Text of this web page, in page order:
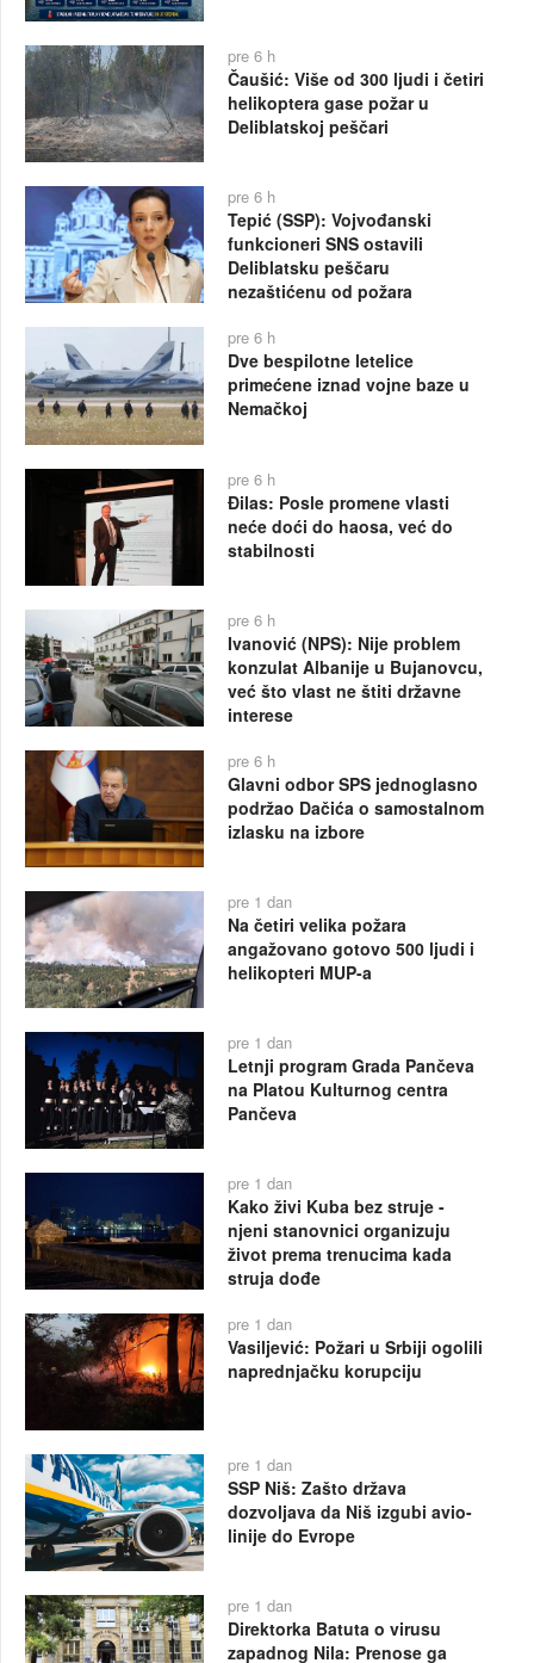
pre 6 h
Čaušić: Više od 300 ljudi i četiri
helikoptera gase požar u
Deliblatskoj peščari
pre 6 h
Tepić (SSP): Vojvođanski
funkcioneri SNS ostavili
Deliblatsku peščaru
nezaštićenu od požara
pre 6 h
Dve bespilotne letelice
primećene iznad vojne baze u
Nemačkoj
pre 6 h
Đilas: Posle promene vlasti
neće doći do haosa, već do
stabilnosti
pre 6 h
Ivanović (NPS): Nije problem
konzulat Albanije u Bujanovcu,
već što vlast ne štiti državne
interese
pre 6 h
Glavni odbor SPS jednoglasno
podržao Dačića o samostalnom
izlasku na izbore
pre 1 dan
Na četiri velika požara
angažovano gotovo 500 ljudi i
helikopteri MUP-a
pre 1 dan
Letnji program Grada Pančeva
na Platou Kulturnog centra
Pančeva
pre 1 dan
Kako živi Kuba bez struje -
njeni stanovnici organizuju
život prema trenucima kada
struja dođe
pre 1 dan
Vasiljević: Požari u Srbiji ogolili
naprednjačku korupciju
pre 1 dan
SSP Niš: Zašto država
dozvoljava da Niš izgubi avio-
linije do Evrope
pre 1 dan
Direktorka Batuta o virusu
zapadnog Nila: Prenose ga